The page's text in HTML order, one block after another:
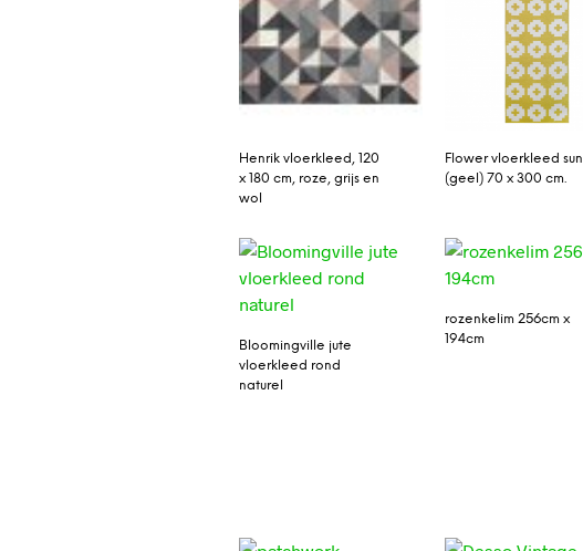
Henrik vloerkleed, 120
x 180 cm, roze, grijs en
wol
Flower vloerkleed sun
(geel) 70 x 300 cm.
Bloomingville jute
vloerkleed rond
naturel
rozenkelim 256cm x
194cm